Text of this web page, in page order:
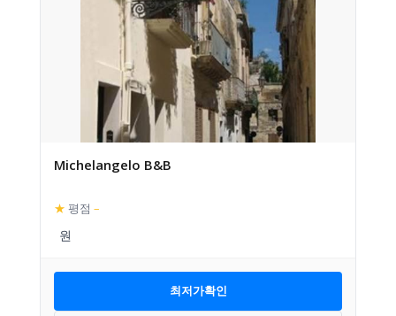
Michelangelo B&B
★ 평점 –
최저가확인